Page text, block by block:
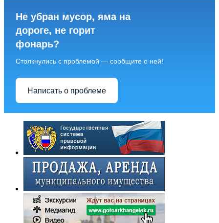
Не убран мусор, яма на
дороге, не горит
фонарь?
Столкнулись с проблемой — сообщите о ней!
Написать о проблеме